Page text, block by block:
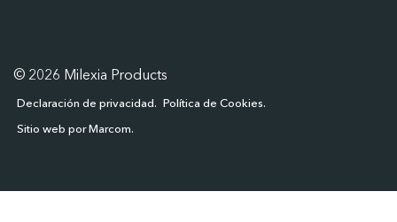
© 2026 Milexia Products
Declaración de privacidad Política de Cookies
Sitio web por Marcom